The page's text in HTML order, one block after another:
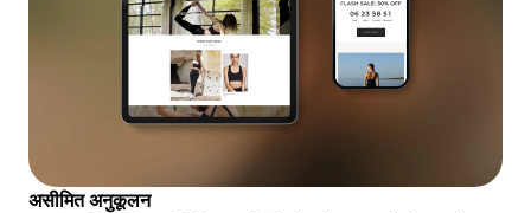
असीमित अनुकूलन